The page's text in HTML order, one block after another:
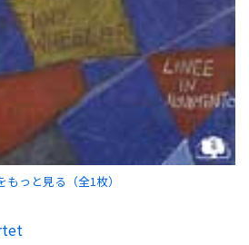
もっと見る（全1 枚）